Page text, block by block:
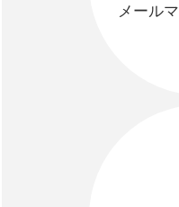
メール